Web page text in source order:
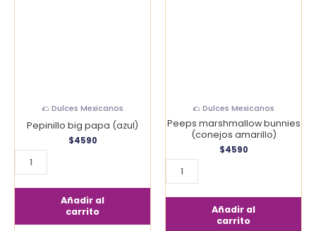
🌮 Dulces Mexicanos
Pepinillo big papa (azul)
$4590
Añadir al
carrito
🌮 Dulces Mexicanos
Peeps marshmallow bunnies
(conejos amarillo)
$4590
Añadir al
carrito